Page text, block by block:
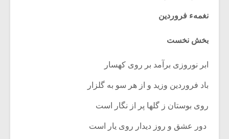
نغمهء فروردین
بخش نخست
ابر نوروزی برآمد بر روی کهسار
باد فروردین وزید و از هر سو به گلزار
روی بوستان ز گلها پر از نگار است
‏ دور عشق و روز دیدار روی یار است‏